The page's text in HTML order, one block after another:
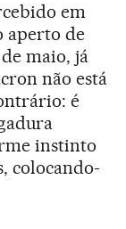
em
aperto de
maio, já
não está
é
instinto
colocando-